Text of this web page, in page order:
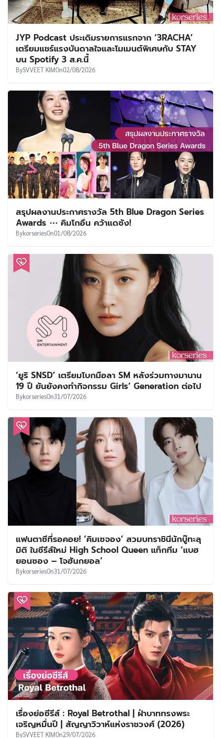
JYP Podcast ประเดิมรายการแรกจาก ‘3RACHA’
เตรียมแชร์แรงบันดาลใจและโมเมนต์พิเศษกับ STAY
บน Spotify 3 ส.ค.นี้
BySVVEET KIMOn02/08/2026
สรุปผลงานประกาศรางวัล 5th Blue Dragon Series
Awards ⋯ คิมโกอึน คว้าแดซัง!
BykorseriesOn01/08/2026
‘ยูริ SNSD’ เตรียมโบกมือลา SM หลังร่วมทางมานาน
19 ปี ยันยังคงทำกิจกรรม Girls’ Generation ต่อไป
BykorseriesOn31/07/2026
แฟนตาซีที่รอคอย! ‘คิมเซจอง’ สวมบทราชินีนักบู๊ทะลุ
มิติ ในซีรีส์ใหม่ High School Queen แท็กทีม ‘แบฮ
ยอนซอง – โจฮันกยอล’
BykorseriesOn31/07/2026
เรื่องย่อซีรีส์ : Royal Betrothal | ฝ่าบาททรงพระ
เจริญหมื่นปี | สัญญาวิวาห์แห่งราชวงศ์ (2026)
BySVVEET KIMOn29/07/2026